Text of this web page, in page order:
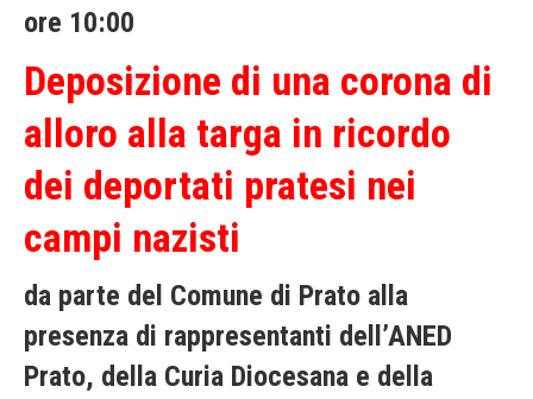
ore 10:00
Deposizione di una corona di
alloro alla targa in ricordo
dei deportati pratesi nei
campi nazisti
da parte del Comune di Prato alla
presenza di rappresentanti dell’ANED
Prato, della Curia Diocesana e della